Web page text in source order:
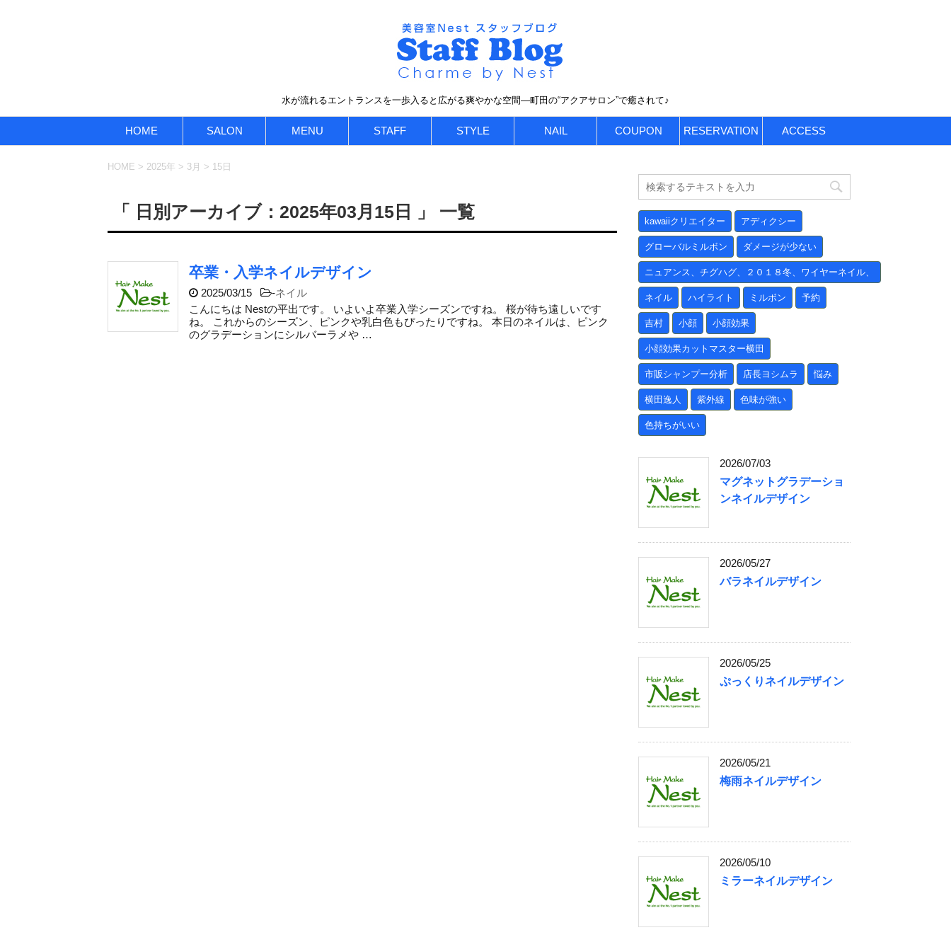
水が流れるエントランスを一歩入ると広がる爽やかな空間―町田の“アクアサロン”で癒されて♪
HOME SALON MENU STAFF STYLE NAIL COUPON RESERVATION ACCESS
HOME > 2025年 > 3月 > 15日
「 日別アーカイブ：2025年03月15日 」 一覧
卒業・入学ネイルデザイン
2025/03/15 -ネイル
こんにちは Nestの平出です。 いよいよ卒業入学シーズンですね。 桜が待ち遠しいです
ね。 これからのシーズン、ピンクや乳白色もぴったりですね。 本日のネイルは、ピンク
のグラデーションにシルバーラメや …
kawaiiクリエイター アディクシー
グローバルミルボン ダメージが少ない
ニュアンス、チグハグ、２０１８冬、ワイヤーネイル、
ネイル ハイライト ミルボン 予約
吉村 小顔 小顔効果
小顔効果カットマスター横田
市販シャンプー分析 店長ヨシムラ 悩み
横田逸人 紫外線 色味が強い
色持ちがいい
2026/07/03
マグネットグラデーショ
ンネイルデザイン
2026/05/27
バラネイルデザイン
2026/05/25
ぷっくりネイルデザイン
2026/05/21
梅雨ネイルデザイン
2026/05/10
ミラーネイルデザイン